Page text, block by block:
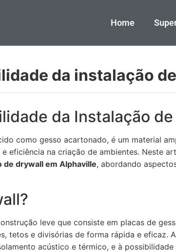
Home
da instalação
da Instalação
como gesso acartonado, é um material
eficiência na criação de ambientes. Neste
de drywall em Alphaville, abordando
leve que consiste em placas de
tetos e divisórias de forma rápida e eficaz.
acústico e térmico, e à